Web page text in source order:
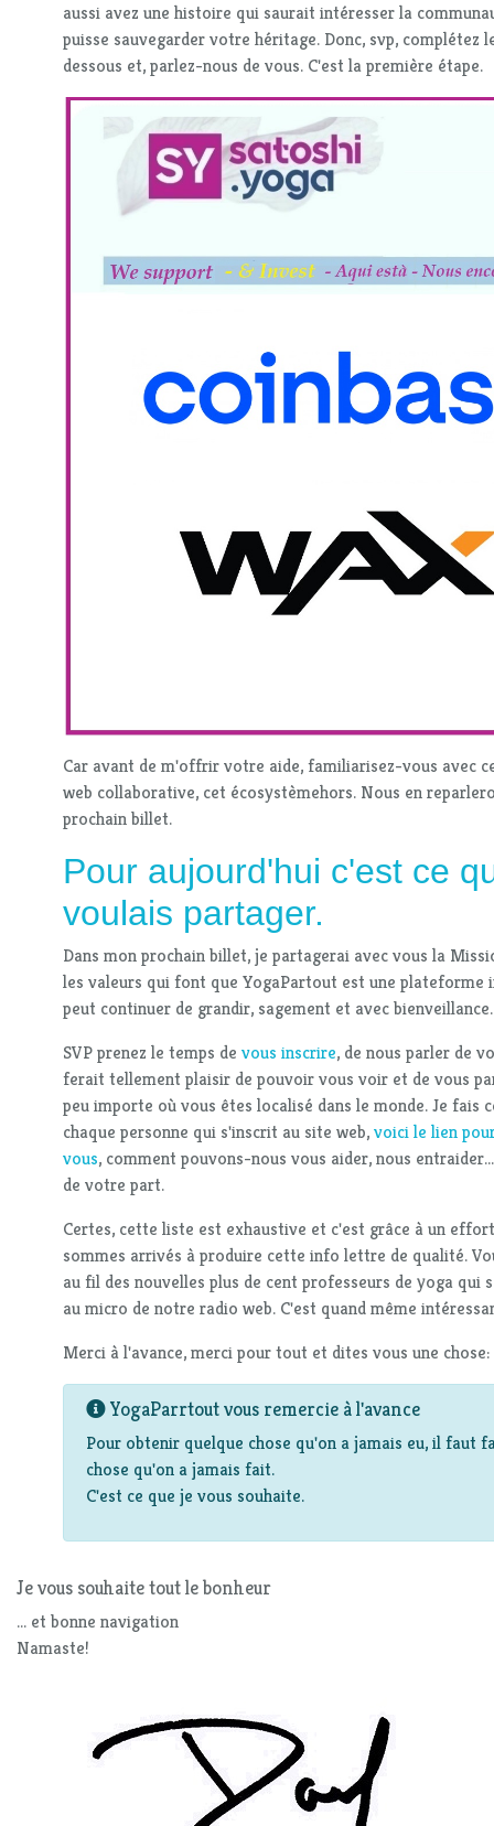
aussi avez une histoire qui saurait intéresser la
puisse sauvegarder votre héritage. Donc, svp, complétez
dessous et, parlez-nous de vous. C'est la première étape.
Car avant de m'offrir votre aide, familiarisez-vous avec
web collaborative, cet écosystèmehors. Nous en
prochain billet.
Pour aujourd'hui c'est ce
voulais partager.
Dans mon prochain billet, je partagerai avec vous la
les valeurs qui font que YogaPartout est une plateforme
peut continuer de grandir, sagement et avec bienveillance.
SVP prenez le temps de vous inscrire, de nous parler de
ferait tellement plaisir de pouvoir vous voir et de vous
peu importe où vous êtes localisé dans le monde. Je fais
chaque personne qui s'inscrit au site web,voici le lien
vous, comment pouvons-nous vous aider, nous
de votre part.
Certes, cette liste est exhaustive et c'est grâce à un
sommes arrivés à produire cette info lettre de qualité.
au fil des nouvelles plus de cent professeurs de yoga qui
au micro de notre radio web. C'est quand même
Merci à l'avance, merci pour tout et dites vous une chose:
YogaParrtout vous remercie à l'avance
Pour obtenir quelque chose qu'on a jamais eu, il faut
chose qu'on a jamais fait.
C'est ce que je vous souhaite.
Je vous souhaite tout le bonheur
... et bonne navigation
Namaste!